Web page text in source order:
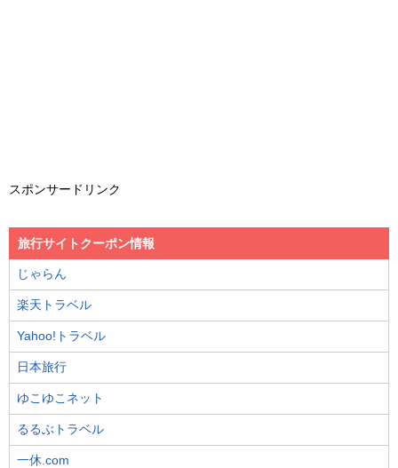
スポンサードリンク
旅行サイトクーポン情報
じゃらん
楽天トラベル
Yahoo!トラベル
日本旅行
ゆこゆこネット
るるぶトラベル
一休.com